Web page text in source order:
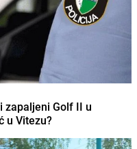
zapaljeni Golf II u
u Vitezu?